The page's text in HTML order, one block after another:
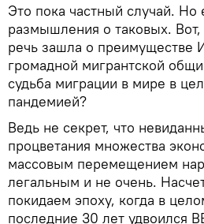
Это пока частный случай. Но
размышления о таковых.
речь зашла о преимуществе
громадной мигрантской
судьба миграции в мире в
пандемией?
Ведь не секрет, что
процветания множества
массовым перемещением
легальным и не очень.
покидаем эпоху, когда в
последние 30 лет удвоился